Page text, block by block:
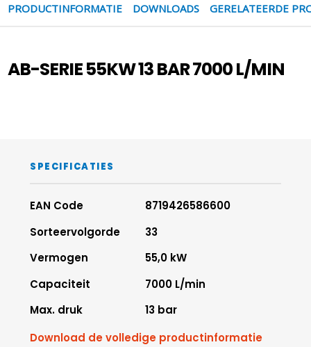
PRODUCTINFORMATIE DOWNLOADS GERELATEERDE
AB-SERIE 55KW 13 BAR 7000 L/MIN
SPECIFICATIES
EAN Code
8719426586600
Sorteervolgorde
33
Vermogen
55,0 kW
Capaciteit
7000 L/min
Max. druk
13 bar
Download de volledige productinformatie